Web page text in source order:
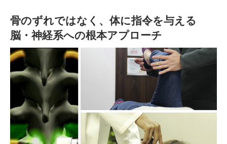
骨のずれではなく、体に指令を与える
脳・神経系への根本アプローチ